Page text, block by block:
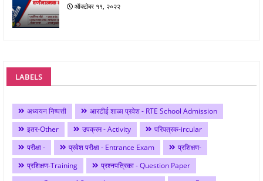
ऑक्टोबर ११, २०२२
LABELS
अध्ययन निष्पत्ती
आरटीई शाळा प्रवेश - RTE School Admission
इतर-Other
उपक्रम - Activity
परिपत्रक-ircular
परीक्षा -
प्रवेश परीक्षा - Entrance Exam
प्रशिक्षण-
प्रशिक्षण-Training
प्रश्नपत्रिका - Question Paper